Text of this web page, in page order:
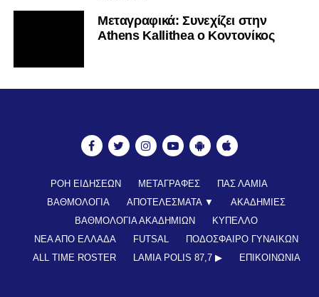
Mεταγραφικά: Συνεχίζει στην
Athens Kallithea ο Κοντονίκος
ΡΟΗ ΕΙΔΗΣΕΩΝ ΜΕΤΑΓΡΑΦΕΣ
ΠΑΣ ΛΑΜΙΑ
ΒΑΘΜΟΛΟΓΙΑ
ΑΠΟΤΕΛΕΣΜΑΤΑ ▼
ΑΚΑΔΗΜΙΕΣ
ΒΑΘΜΟΛΟΓΙΑ ΑΚΑΔΗΜΙΩΝ
ΚΥΠΕΛΛΟ
ΝΕΑ ΑΠΟ ΕΛΛΑΔΑ
FUTSAL
ΠΟΔΟΣΦΑΙΡΟ ΓΥΝΑΙΚΩΝ
ALL TIME ROSTER
LAMIA POLIS 87,7 ▶︎ ΕΠΙΚΟΙΝΩΝΊΑ